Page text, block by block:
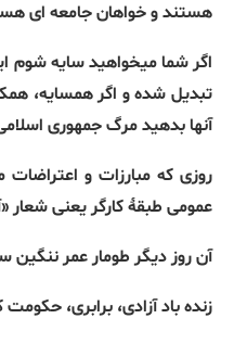
هستند و خواهان جامعه ای
اگر شما میخواهید سایه شوم
تبدیل شده و اگر همسایه،
آنها بدهید مرگ جمهوری
روزی که مبارزات و
عمومی طبقهٔ کارگر یعنی شعار
آن روز دیگر طومار عمر
زنده باد آزادی، برابری، حکومت